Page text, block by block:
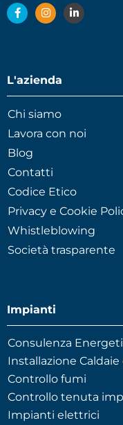
L'azienda
Chi siamo
Lavora con noi
Blog
Contatti
Codice Etico
Privacy e Cookie
Whistleblowing
Società trasparente
Impianti
Consulenza
Installazione
Controllo fumi
Controllo tenuta
Impianti elettrici